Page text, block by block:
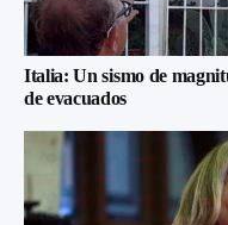
Italia: Un sismo de
de evacuados